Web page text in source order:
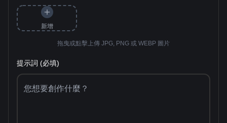
新增
拖曳或點擊上傳 JPG, PNG 或 WEBP 圖片
提示詞 (必填)